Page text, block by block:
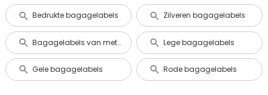
Bedrukte bagagelabels Zilveren bagagelabels
Bagagelabels van metaal en aluminium Lege bagagelabels
Gele bagagelabels Rode bagagelabels